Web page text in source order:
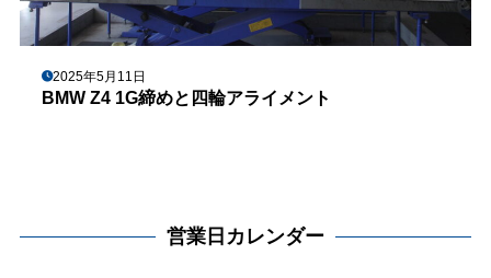
2025年5月11日
BMW Z4 1G締めと四輪アライメント
営業日カレンダー